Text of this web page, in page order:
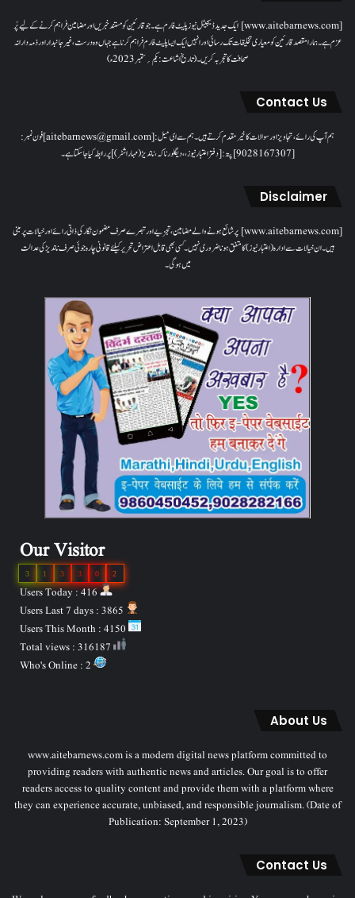
[www.aitebarnews.com] ایک جدید ڈیجیٹل نیوز پلیٹ فارم ہے۔ جو قارئین کو مستند خبریں اور مضامین فراہم کرنے کے لیے پُر
عزم ہے۔ ہمارا مقصدقارئین کو معیاری تخلیقات تک رسائی اور انہیں ایک ایسا پلیٹ فارم فراہم کرنا ہے جہاں وہ درست، غیر جانبدار اور ذمہ دارانہ
صحافت کا تجربہ کریں۔( تاریخ اشاعت : یکم؍ ستمبر 2023ء)
Contact Us
ہم آپ کی رائے، تجاویز اور سوالات کا خیرمقدم کرتے ہیں۔ ہم سےای میل: [aitebarnews@gmail.com]فون نمبر:
[9028167307]پتہ: [دفتر اعتبار نیوز، ، دیگلور ناکہ، ناندیڑ(مہاراشٹر) ] پر رابطہ کیا جاسکتا ہے۔
Disclaimer
[www.aitebarnews.com] پر شائع ہونے والے مضامین، تجزیے اور تبصرے صرف مضمون نگار کی ذاتی رائے اور خیالات پر مبنی
ہیں۔ ان خیالات سے ادارہ (اعتبار نیوز) کا متفق ہونا ضروری نہیں۔ کسی بھی قابل اعتراض تحریر کیلئے قانونی چارہ جوئی صرف ناندیڑ کی عدالت
میں ہوگی۔
Our Visitor
2
0
3
3
1
3
Users Today : 416
About Us
www.aitebarnews.com is a modern digital news platform committed to
providing readers with authentic news and articles. Our goal is to offer
readers access to quality content and provide them with a platform where
they can experience accurate, unbiased, and responsible journalism. (Date of
Publication: September 1, 2023)
Contact Us